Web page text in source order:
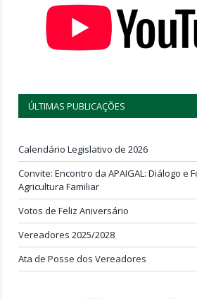
ÚLTIMAS PUBLICAÇÕES
Calendário Legislativo de 2026
Convite: Encontro da APAIGAL: Diálogo e
Agricultura Familiar
Votos de Feliz Aniversário
Vereadores 2025/2028
Ata de Posse dos Vereadores